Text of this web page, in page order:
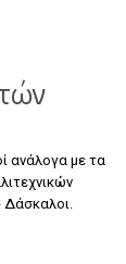
ανάλογα με τα
Δάσκαλοι.